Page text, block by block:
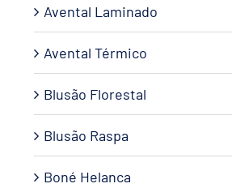
Avental Laminado
Avental Térmico
Blusão Florestal
Blusão Raspa
Boné Helanca